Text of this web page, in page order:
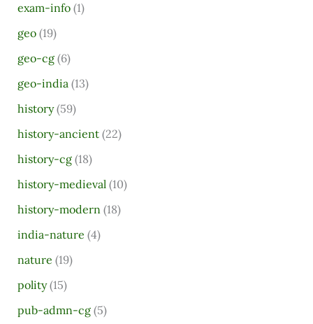
exam-info(1)
geo(19)
geo-cg(6)
geo-india(13)
history(59)
history-ancient(22)
history-cg(18)
history-medieval(10)
history-modern(18)
india-nature (4)
nature (19)
polity(15)
pub-admn-cg(5)